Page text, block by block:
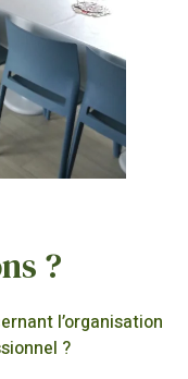
?
l’organisation
?